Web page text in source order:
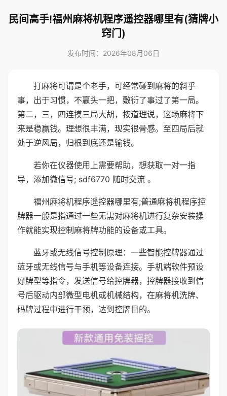
民间高手!福州麻将机程序遥控器哪里有(猜牌小
窍门)
发布时间：2026年08月06日
打麻将可谓是个老手，可经常碰到麻将的斜乎
事，出于习惯，不赢头一把，敷衍了事过了第一局。
第二，三，四连摸三局大胡，按道理说，这场麻将下
来是稳赢钱。理想很丰满，现实很骨感。至四局后就
处于逆风局，归根到底还是输钱。
若你在仪器使用上需要帮助，想获取一对一指
导，添加微信号; sdf6770 随时交流 。
福州麻将机程序遥控器哪里有;普通麻将机程序控
牌器一般是指通过一些无需对麻将机进行复杂安装操
作就能实现控制麻将牌功能的设备或工具。
蓝牙或无线信号控制原理：一些智能控牌器通过
蓝牙或无线信号与手机等设备连接。手机端软件预设
好牌型等指令，发送信号给控牌器，控牌器接收到信
号后驱动内部微型电机或机械结构，在麻将机洗牌、
码牌过程中进行干预，达到控牌目的。